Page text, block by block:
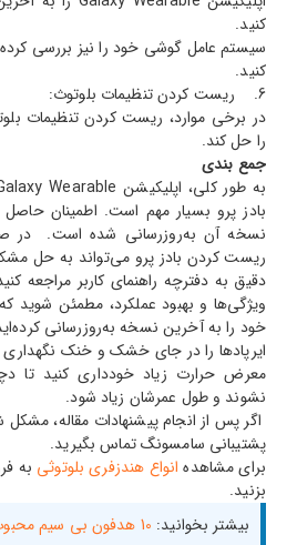
کنید.
سیستم عامل گوشی خود را نیز بررسی
کنید.
6. ریست کردن تنظیمات بلوتوث:
در برخی موارد، ریست کردن تنظیمات
را حل کند.
جمع بندی
بادز پرو بسیار مهم است. اطمینان
نسخه آن به‌روزرسانی شده است. در
ریست کردن بادز پرو می‌تواند به حل
دقیق به دفترچه راهنمای کاربر مراجعه
ویژگی‌ها و بهبود عملکرد، مطمئن شوید که
خود را به آخرین نسخه به‌روزرسانی
ایرپادها را در جای خشک و خنک نگهداری
معرض حرارت زیاد خودداری کنید تا
نشوند و طول عمرشان زیاد شود.
اگر پس از انجام پیشنهادات مقاله،
پشتیبانی سامسونگ تماس بگیرید.
برای مشاهده انواع هندزفری بلوتوثی به
بزنید.
بیشتر بخوانید: 10 هدفون بی سیم محبوب در دنیا